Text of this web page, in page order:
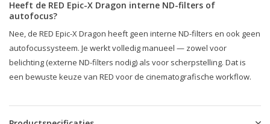
Heeft de RED Epic-X Dragon interne ND-filters of
autofocus?
Nee, de RED Epic-X Dragon heeft geen interne ND-filters en ook geen
autofocussysteem. Je werkt volledig manueel — zowel voor
belichting (externe ND-filters nodig) als voor scherpstelling. Dat is
een bewuste keuze van RED voor de cinematografische workflow.